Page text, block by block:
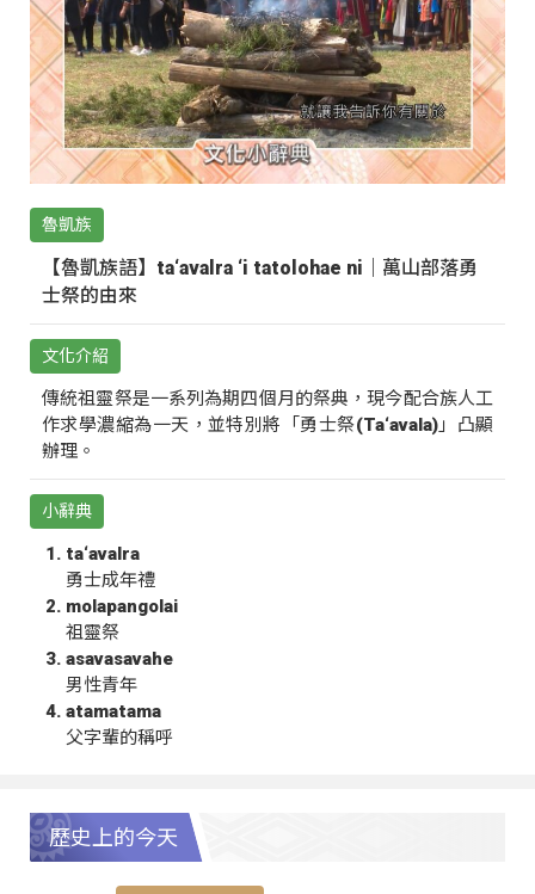
魯凱族
【魯凱族語】ta‘avalra ‘i tatolohae ni｜萬山部落勇
士祭的由來
文化介紹
傳統祖靈祭是一系列為期四個月的祭典，現今配合族人工
作求學濃縮為一天，並特別將「勇士祭(Ta‘avala)」凸顯
辦理。
小辭典
ta‘avalra
勇士成年禮
molapangolai
祖靈祭
asavasavahe
男性青年
atamatama
父字輩的稱呼
歷史上的今天